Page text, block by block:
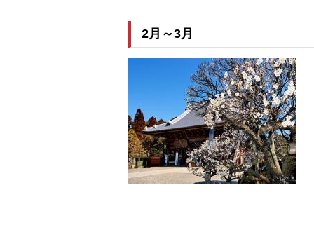
2月～3月